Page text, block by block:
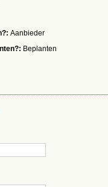
Aanbieder
Beplanten